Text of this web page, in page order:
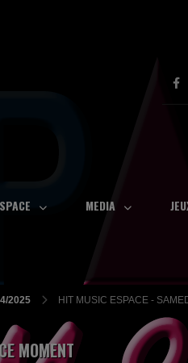
MEDIA
2025 HIT MUSIC ESPACE -
MOMENT